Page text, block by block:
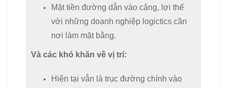
Mặt tiền đường dẫn vào cảng, lợi thế
với những doanh nghiệp logictics cần
nơi làm mặt bằng.
Và các khó khăn về vị trí:
Hiện tại vẫn là trục đường chính vào